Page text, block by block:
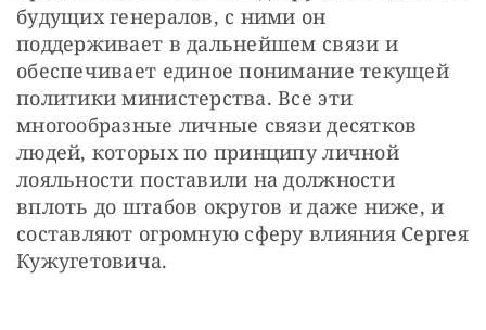
будущих генералов, с ними он
поддерживает в дальнейшем связи и
обеспечивает единое понимание текущей
политики министерства. Все эти
многообразные личные связи десятков
людей, которых по принципу личной
лояльности поставили на должности
вплоть до штабов округов и даже ниже, и
составляют огромную сферу влияния Сергея
Кужугетовича.